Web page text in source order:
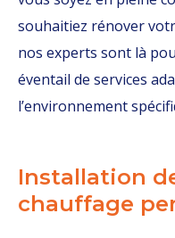
souhaitiez rénover
nos experts sont là
éventail de services
l’environnement
Installation
chauffage